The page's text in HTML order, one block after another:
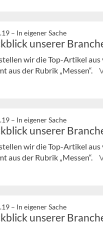
– In eigener Sache
unserer
wir die Top-Artikel
aus der Rubrik „Messen“.
– In eigener Sache
unserer
wir die Top-Artikel
aus der Rubrik „Messen“.
– In eigener Sache
unserer